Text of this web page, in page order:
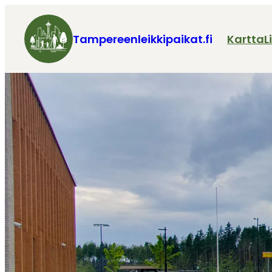
Tampereenleikkipaikat.fi Kartta